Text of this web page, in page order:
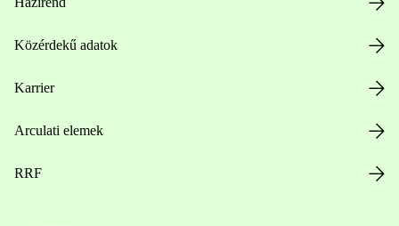
Közérdekű adatok
Karrier
Arculati elemek
RRF